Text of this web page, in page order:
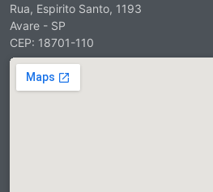
Rua, Espirito Santo, 1193
Avare - SP
CEP: 18701-110